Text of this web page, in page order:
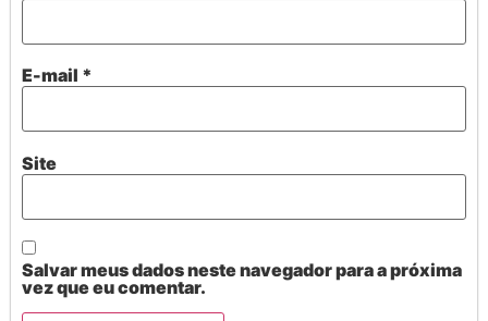
E-mail *
Site
Salvar meus dados neste navegador para a próxima
vez que eu comentar.